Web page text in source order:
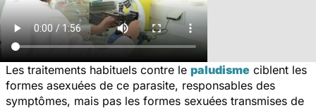
Les traitements habituels contre le paludisme ciblent les
formes asexuées de ce parasite, responsables des
symptômes, mais pas les formes sexuées transmises de